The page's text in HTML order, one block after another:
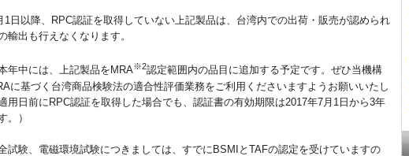
1日以降、RPC認証を取得していない上記製品は、台湾内での出荷・販売が認められ
輸出も行えなくなります。
年中には、上記製品をMRA※2認定範囲内の品目に追加する予定です。ぜひ当機構
に基づく台湾商品検験法の適合性評価業務をご利用くださいますようお願いいたし
用日前にRPC認証を取得した場合でも、認証書の有効期限は2017年7月1日から3年
。）
試験、電磁環境試験につきましては、すでにBSMIとTAFの認定を受けていますの